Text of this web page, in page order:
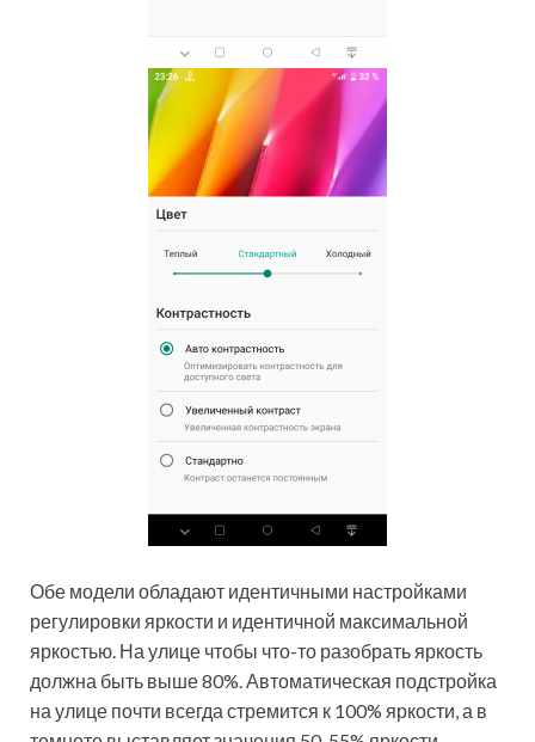
Обе модели обладают идентичными настройками
регулировки яркости и идентичной максимальной
яркостью. На улице чтобы что-то разобрать яркость
должна быть выше 80%. Автоматическая подстройка
на улице почти всегда стремится к 100% яркости, а в